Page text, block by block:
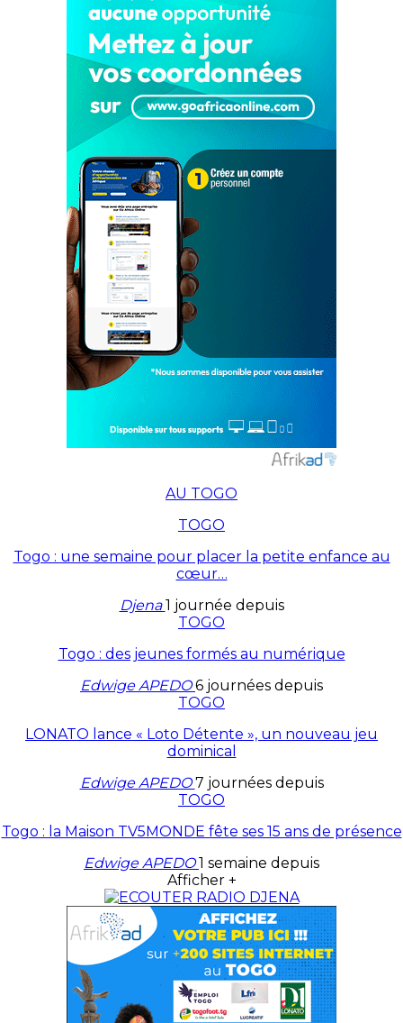
AU TOGO
TOGO
Togo : une semaine pour placer la petite enfance au
cœur…
Djena1 journée depuis
TOGO
Togo : des jeunes formés au numérique
Edwige APEDO6 journées depuis
TOGO
LONATO lance « Loto Détente », un nouveau jeu
dominical
Edwige APEDO7 journées depuis
TOGO
Togo : la Maison TV5MONDE fête ses 15 ans de présence
Edwige APEDO1 semaine depuis
Afficher +